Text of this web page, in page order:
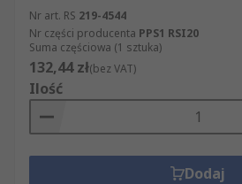
Nr art. RS 219-4544
Nr części producenta PPS1 RSI20
Suma częściowa (1 sztuka)
132,44 zł(bez VAT)
Ilość
Dodaj